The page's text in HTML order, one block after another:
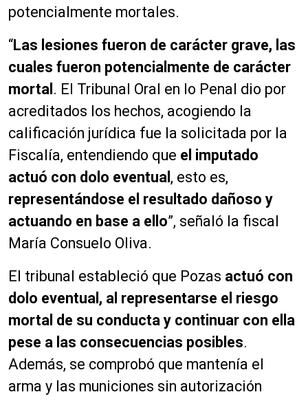
potencialmente mortales.
“Las lesiones fueron de carácter grave, las
cuales fueron potencialmente de carácter
mortal . El Tribunal Oral en lo Penal dio por
acreditados los hechos, acogiendo la
calificación jurídica fue la solicitada por la
Fiscalía, entendiendo que el imputado
actuó con dolo eventual , esto es,
representándose el resultado dañoso y
actuando en base a ello”, señaló la fiscal
María Consuelo Oliva.
El tribunal estableció que Pozas actuó con
dolo eventual, al representarse el riesgo
mortal de su conducta y continuar con ella
pese a las consecuencias posibles.
Además, se comprobó que mantenía el
arma y las municiones sin autorización